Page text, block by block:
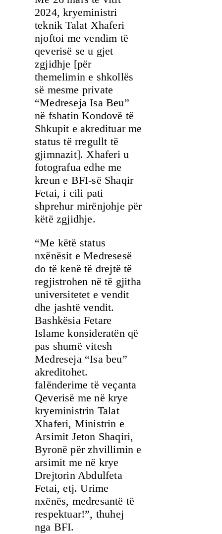
2024, kryeministri
teknik Talat Xhaferi
njoftoi me vendim të
qeverisë se u gjet
zgjidhje [për
themelimin e shkollës
së mesme private
“Medreseja Isa Beu”
në fshatin Kondovë të
Shkupit e akredituar me
status të rregullt të
gjimnazit]. Xhaferi u
fotografua edhe me
kreun e BFI-së Shaqir
Fetai, i cili pati
shprehur mirënjohje për
këtë zgjidhje.
“Me këtë status
nxënësit e Medresesë
do të kenë të drejtë të
regjistrohen në të gjitha
universitetet e vendit
dhe jashtë vendit.
Bashkësia Fetare
Islame konsideratën që
pas shumë vitesh
Medreseja “Isa beu”
akreditohet.
falënderime të veçanta
Qeverisë me në krye
kryeministrin Talat
Xhaferi, Ministrin e
Arsimit Jeton Shaqiri,
Byronë për zhvillimin e
arsimit me në krye
Drejtorin Abdulfeta
Fetai, etj. Urime
nxënës, medresantë të
respektuar!”, thuhej
nga BFI.